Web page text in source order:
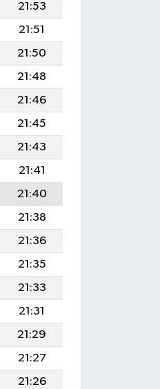
21:53
21:51
21:50
21:48
21:46
21:45
21:43
21:41
21:40
21:38
21:36
21:35
21:33
21:31
21:29
21:27
21:26